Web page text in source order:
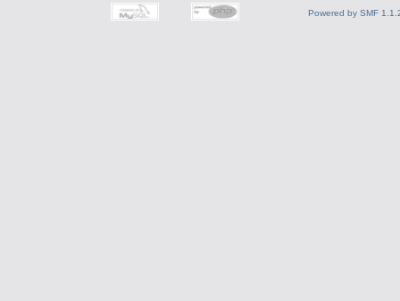
Powered by SMF